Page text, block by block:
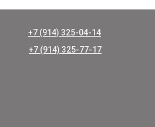
+7 (914) 325-04-14
+7 (914) 325-77-17